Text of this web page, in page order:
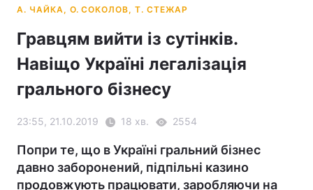
Гравцям вийти із сутінків.
Навіщо Україні легалізація
грального бізнесу
23:55, 21.10.2019 18 хв. 2554
Попри те, що в Україні гральний бізнес
давно заборонений, підпільні казино
продовжують працювати, заробляючи на